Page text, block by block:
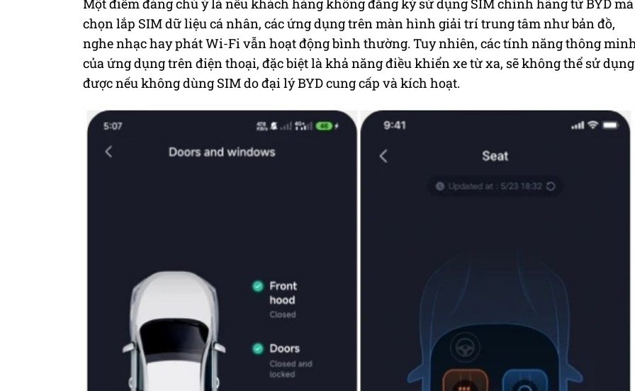
Một điểm đáng chú ý là nếu khách hàng không đăng ký sử dụng SIM chính hãng từ BYD mà
chọn lắp SIM dữ liệu cá nhân, các ứng dụng trên màn hình giải trí trung tâm như bản đồ,
nghe nhạc hay phát Wi-Fi vẫn hoạt động bình thường. Tuy nhiên, các tính năng thông
của ứng dụng trên điện thoại, đặc biệt là khả năng điều khiển xe từ xa, sẽ không thể sử dụng
được nếu không dùng SIM do đại lý BYD cung cấp và kích hoạt.